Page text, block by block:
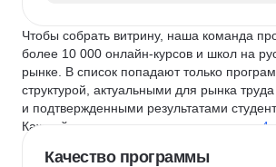
Чтобы собрать витрину, наша команда
более 10 000 онлайн-курсов и школ на
рынке. В список попадают только
структурой, актуальными для рынка
и подтвержденными результатами
Каждый курс и школу мы оцениваем по
4
Качество программы